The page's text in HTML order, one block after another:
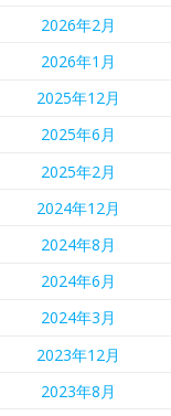
2026年2月
2026年1月
2025年12月
2025年6月
2025年2月
2024年12月
2024年8月
2024年6月
2024年3月
2023年12月
2023年8月